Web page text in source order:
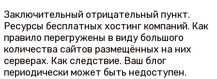
Заключительный отрицательный пункт.
Ресурсы бесплатных хостинг компаний. Как
правило перегружены в виду большого
количества сайтов размещённых на них
серверах. Как следствие. Ваш блог
периодически может быть недоступен.